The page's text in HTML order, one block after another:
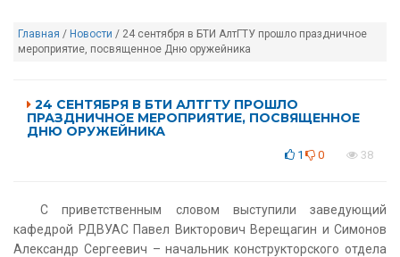
Главная / Новости / 24 сентября в БТИ АлтГТУ прошло праздничное
мероприятие, посвященное Дню оружейника
24 СЕНТЯБРЯ В БТИ АЛТГТУ ПРОШЛО
ПРАЗДНИЧНОЕ МЕРОПРИЯТИЕ, ПОСВЯЩЕННОЕ
ДНЮ ОРУЖЕЙНИКА
1 0 38
С приветственным словом выступили заведующий
кафедрой РДВУАС Павел Викторович Верещагин и Симонов
Александр Сергеевич – начальник конструкторского отдела